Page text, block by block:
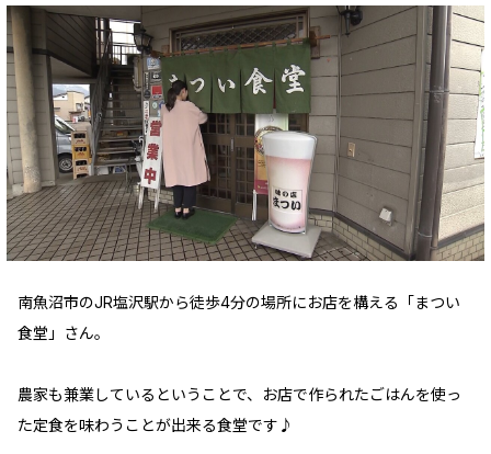
南魚沼市のJR塩沢駅から徒歩4分の場所にお店を構える「まつい
食堂」さん。
農家も兼業しているということで、お店で作られたごはんを使っ
た定食を味わうことが出来る食堂です♪